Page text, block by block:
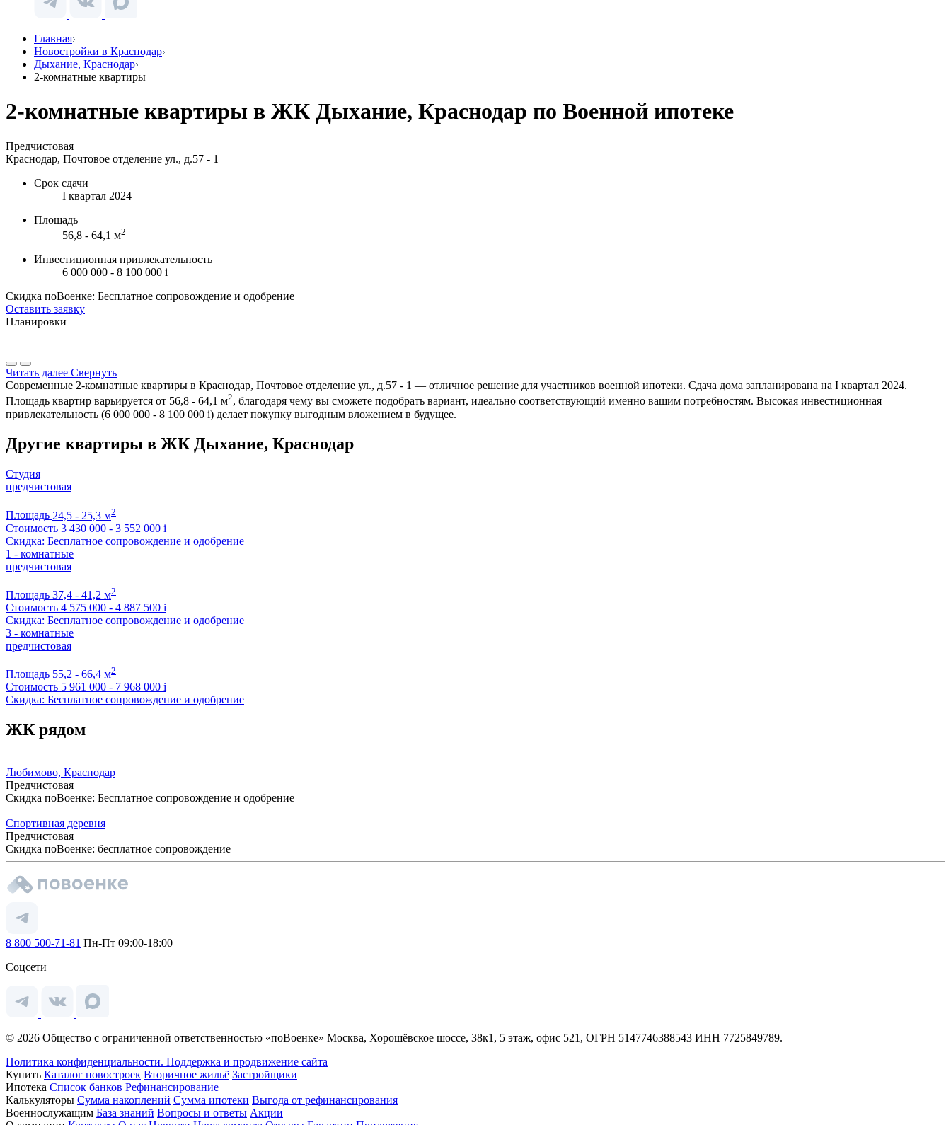
Главная
Новостройки в Краснодар
Дыхание, Краснодар
2-комнатные квартиры
2-комнатные квартиры в ЖК Дыхание, Краснодар по Военной ипотеке
Предчистовая
Краснодар, Почтовое отделение ул., д.57 - 1
Срок сдачи
I квартал 2024
Площадь
56,8 - 64,1 м2
Инвестиционная привлекательность
6 000 000 - 8 100 000 i
Скидка поВоенке: Бесплатное сопровождение и одобрение
Оставить заявку
Планировки
Читать далее Свернуть
Современные 2-комнатные квартиры в Краснодар, Почтовое отделение ул., д.57 - 1 — отличное решение для участников военной ипотеки. Сдача дома запланирована на I квартал 2024.
Площадь квартир варьируется от 56,8 - 64,1 м2, благодаря чему вы сможете подобрать вариант, идеально соответствующий именно вашим потребностям. Высокая инвестиционная
привлекательность (6 000 000 - 8 100 000 i) делает покупку выгодным вложением в будущее.
Другие квартиры в ЖК Дыхание, Краснодар
Студия
предчистовая
Площадь 24,5 - 25,3 м2
Стоимость 3 430 000 - 3 552 000 i
Скидка: Бесплатное сопровождение и одобрение
1 - комнатные
предчистовая
Площадь 37,4 - 41,2 м2
Стоимость 4 575 000 - 4 887 500 i
Скидка: Бесплатное сопровождение и одобрение
3 - комнатные
предчистовая
Площадь 55,2 - 66,4 м2
Стоимость 5 961 000 - 7 968 000 i
Скидка: Бесплатное сопровождение и одобрение
ЖК рядом
Любимово, Краснодар
Предчистовая
Скидка поВоенке: Бесплатное сопровождение и одобрение
Спортивная деревня
Предчистовая
Скидка поВоенке: бесплатное сопровождение
8 800 500-71-81 Пн-Пт 09:00-18:00
Соцсети
© 2026 Общество с ограниченной ответственностью «поВоенке» Москва, Хорошёвское шоссе, 38к1, 5 этаж, офис 521, ОГРН 5147746388543 ИНН 7725849789.
Политика конфиденциальности. Поддержка и продвижение сайта
Купить Каталог новостроек Вторичное жильё Застройщики
Ипотека Список банков Рефинансирование
Калькуляторы Сумма накоплений Сумма ипотеки Выгода от рефинансирования
Военнослужащим База знаний Вопросы и ответы Акции